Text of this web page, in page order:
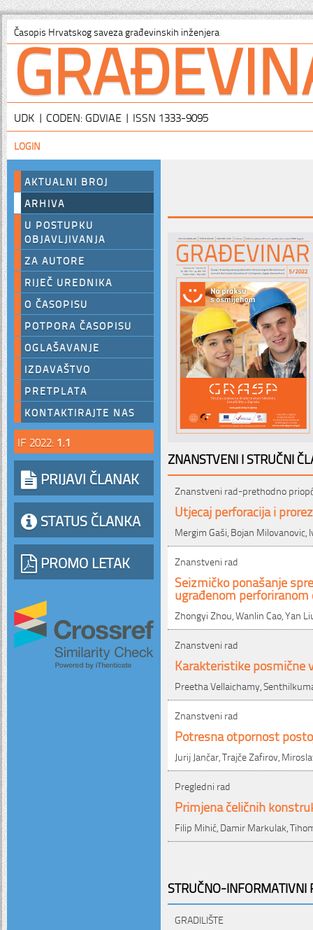
Časopis Hrvatskog saveza građevinskih inženjera
UDK | CODEN: GDVIAE | ISSN 1333-9095
LOGIN
AKTUALNI BROJ
ARHIVA
U POSTUPKU
OBJAVLJIVANJA
ZA AUTORE
RIJEČ UREDNIKA
O ČASOPISU
POTPORA ČASOPISU
OGLAŠAVANJE
IZDAVAŠTVO
PRETPLATA
KONTAKTIRAJTE NAS
IF 2022: 1.1
PRIJAVI ČLANAK
STATUS ČLANKA
PROMO LETAK
ZNANSTVENI I STRUČNI
Znanstveni rad-prethodno
Utjecaj perforacija i
Mergim Gaši, Bojan Milovanovic,
Znanstveni rad
Seizmičko ponašanje
ugrađenom
Zhongyi Zhou, Wanlin Cao, Yan
Znanstveni rad
Karakteristike posmične
Preetha Vellaichamy,
Znanstveni rad
Potresna otpornost
Jurij Jančar, Trajče Zafirov,
Pregledni rad
Primjena čeličnih
Filip Mihić, Damir Markulak,
STRUČNO-INFORMATIVNI
GRADILIŠTE